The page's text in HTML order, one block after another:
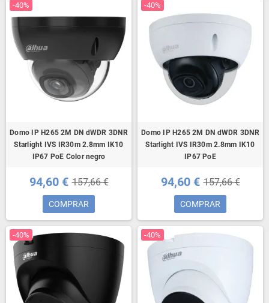
-40%
Domo IP H265 2M DN dWDR 3DNR
Starlight IVS IR30m 2.8mm IK10
IP67 PoE Color negro
94,60 € 157,66 €
COMPRAR
-40%
Domo IP H265 2M DN dWDR 3DNR
Starlight IVS IR30m 2.8mm IK10
IP67 PoE
94,60 € 157,66 €
COMPRAR
-40% -40%